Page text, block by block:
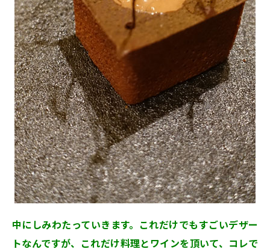
中にしみわたっていきます。これだけでもすごいデザー
トなんですが、これだけ料理とワインを頂いて、コレで